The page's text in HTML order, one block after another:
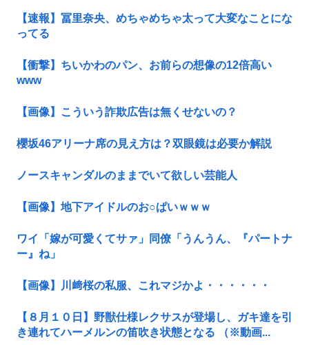
【速報】冨里奈央、めちゃめちゃ太って大変なことにな
ってる
【衝撃】ちいかわのパン、お前らの想像の12倍高い
www
【画像】こういう詐欺広告は無くせないの？
櫻坂46アリーナ席の見え方は？双眼鏡は必要か解説
ノースキャンダルのままでいて欲しい芸能人
【画像】地下アイドルのお○ぱいｗｗｗ
ワイ「嫁が可愛くてサァ」同僚「うんうん、『パートナ
ー』ね」
【画像】川﨑桜の私服、これマジかよ・・・・・・
【８月１０日】野獣仕様レクサスが登場し、ガキ達を引
き連れてハーメルンの笛吹き状態となる （※動画...